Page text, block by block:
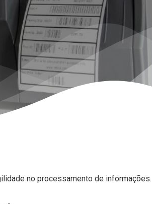
no processamento de informações.